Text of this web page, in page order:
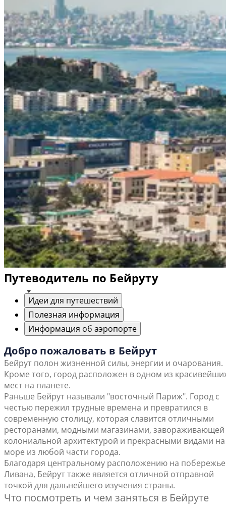
Путеводитель по Бейруту
Идеи для путешествий
Полезная информация
Информация об аэропорте
Добро пожаловать в Бейрут
Бейрут полон жизненной силы, энергии и очарования.
Кроме того, город расположен в одном из
мест на планете.
Раньше Бейрут называли "восточный Париж". Город с
честью пережил трудные времена и превратился в
современную столицу, которая славится отличными
ресторанами, модными магазинами, завораживающей
колониальной архитектурой и прекрасными видами на
море из любой части города.
Благодаря центральному расположению на побережье
Ливана, Бейрут также является отличной отправной
точкой для дальнейшего изучения страны.
Что посмотреть и чем заняться в Бейруте